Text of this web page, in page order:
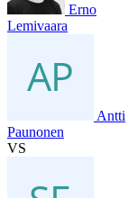
Erno
Lemivaara
Antti
Paunonen
VS